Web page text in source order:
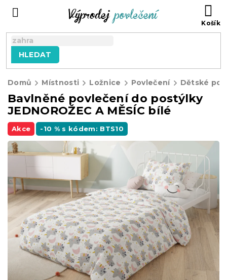
HLEDAT
Domů Místnosti Ložnice Povlečení Dětské
Bavlněné povlečení do postýlky
JEDNOROŽEC A MĚSÍC bílé
Akce -10 % s kódem: BTS10